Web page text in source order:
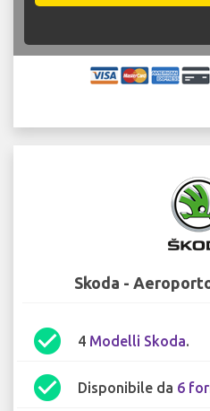
Skoda -
check_circle 4 Modelli Skoda.
check_circle Disponibile da 6